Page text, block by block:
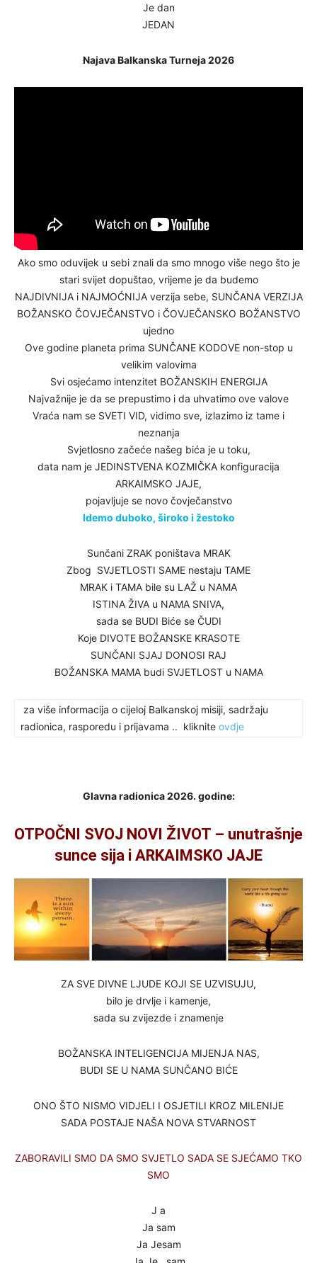
Je dan
JEDAN
Najava Balkanska Turneja 2026
Ako smo oduvijek u sebi znali da smo mnogo više nego što je
stari svijet dopuštao, vrijeme je da budemo
NAJDIVNIJA i NAJMOĆNIJA verzija sebe, SUNČANA VERZIJA
BOŽANSKO ČOVJEČANSTVO i ČOVJEČANSKO BOŽANSTVO
ujedno
Ove godine planeta prima SUNČANE KODOVE non-stop u
velikim valovima
Svi osjećamo intenzitet BOŽANSKIH ENERGIJA
Najvažnije je da se prepustimo i da uhvatimo ove valove
Vraća nam se SVETI VID, vidimo sve, izlazimo iz tame i
neznanja
Svjetlosno začeće našeg bića je u toku,
data nam je JEDINSTVENA KOZMIČKA konfiguracija
ARKAIMSKO JAJE,
pojavljuje se novo čovječanstvo
Idemo duboko, široko i žestoko
Sunčani ZRAK poništava MRAK
Zbog SVJETLOSTI SAME nestaju TAME
MRAK i TAMA bile su LAŽ u NAMA
ISTINA ŽIVA u NAMA SNIVA,
sada se BUDI Biće se ČUDI
Koje DIVOTE BOŽANSKE KRASOTE
SUNČANI SJAJ DONOSI RAJ
BOŽANSKA MAMA budi SVJETLOST u NAMA
za više informacija o cijeloj Balkanskoj misiji, sadržaju
radionica, rasporedu i prijavama .. kliknite ovdje
Glavna radionica 2026. godine:
OTPOČNI SVOJ NOVI ŽIVOT – unutrašnje
sunce sija i ARKAIMSKO JAJE
ZA SVE DIVNE LJUDE KOJI SE UZVISUJU,
bilo je drvlje i kamenje,
sada su zvijezde i znamenje
BOŽANSKA INTELIGENCIJA MIJENJA NAS,
BUDI SE U NAMA SUNČANO BIĆE
ONO ŠTO NISMO VIDJELI I OSJETILI KROZ MILENIJE
SADA POSTAJE NAŠA NOVA STVARNOST
ZABORAVILI SMO DA SMO SVJETLO SADA SE SJEĆAMO TKO
SMO
J a
Ja sam
Ja Jesam